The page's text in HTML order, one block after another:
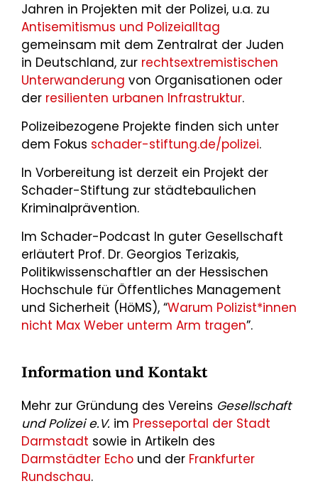
Jahren in Projekten mit der Polizei, u.a. zu
Antisemitismus und Polizeialltag
gemeinsam mit dem Zentralrat der Juden
in Deutschland, zur rechtsextremistischen
Unterwanderung von Organisationen oder
der resilienten urbanen Infrastruktur.
Polizeibezogene Projekte finden sich unter
dem Fokus schader-stiftung.de/polizei.
In Vorbereitung ist derzeit ein Projekt der
Schader-Stiftung zur städtebaulichen
Kriminalprävention.
Im Schader-Podcast In guter Gesellschaft
erläutert Prof. Dr. Georgios Terizakis,
Politikwissenschaftler an der Hessischen
Hochschule für Öffentliches Management
und Sicherheit (HöMS), “Warum Polizist*innen
nicht Max Weber unterm Arm tragen”.
Information und Kontakt
Mehr zur Gründung des Vereins Gesellschaft
und Polizei e.V. im Presseportal der Stadt
Darmstadt sowie in Artikeln des
Darmstädter Echo und der Frankfurter
Rundschau.